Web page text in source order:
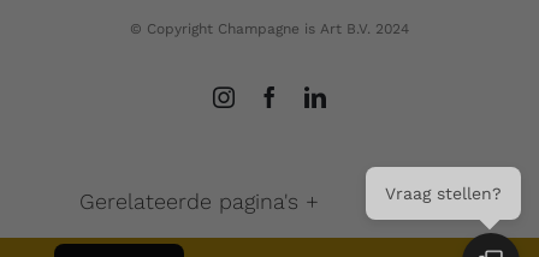
© Copyright Champagne is Art B.V. 2024
Gerelateerde pagina's + Vraag stellen?
English
French